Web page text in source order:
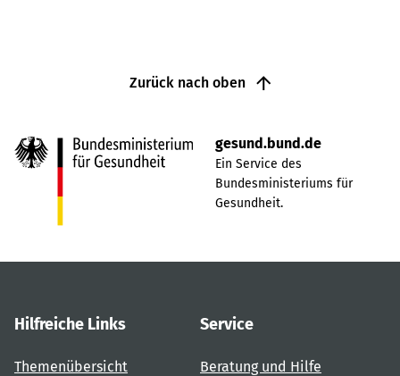
Zurück nach oben
gesund.bund.de
Ein Service des
Bundesministeriums für
Gesundheit.
Hilfreiche Links
Themenübersicht
Service
Beratung und Hilfe